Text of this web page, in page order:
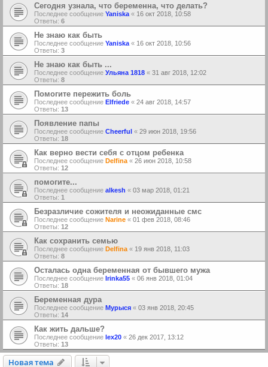
Сегодня узнала, что беременна, что делать?
Последнее сообщение Yaniska « 16 окт 2018, 10:58
Ответы: 6
Не знаю как быть
Последнее сообщение Yaniska « 16 окт 2018, 10:56
Ответы: 3
Не знаю как быть ...
Последнее сообщение Ульяна 1818 « 31 авг 2018, 12:02
Ответы: 8
Помогите пережить боль
Последнее сообщение Elfriede « 24 авг 2018, 14:57
Ответы: 13
Появление папы
Последнее сообщение Cheerful « 29 июн 2018, 19:56
Ответы: 18
Как верно вести себя с отцом ребенка
Последнее сообщение Delfina « 26 июн 2018, 10:58
Ответы: 12
помогите...
Последнее сообщение alkesh « 03 мар 2018, 01:21
Ответы: 1
Безразличие сожителя и неожиданные смс
Последнее сообщение Narine « 01 фев 2018, 08:46
Ответы: 12
Как сохранить семью
Последнее сообщение Delfina « 19 янв 2018, 11:03
Ответы: 8
Осталась одна беременная от бывшего мужа
Последнее сообщение Irinka55 « 06 янв 2018, 01:04
Ответы: 18
Беременная дура
Последнее сообщение Мурыся « 03 янв 2018, 20:45
Ответы: 14
Как жить дальше?
Последнее сообщение lex20 « 26 дек 2017, 13:12
Ответы: 13
Новая тема
Новаятема